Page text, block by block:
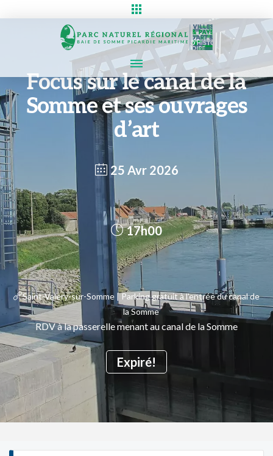
Focus sur le canal de la
Somme et ses ouvrages
d’art
25 Avr 2026
Expiré!
17h00
Saint-Valery-sur-Somme | Parking gratuit à l'entrée du canal de
la Somme
RDV à la passerelle menant au canal de la Somme